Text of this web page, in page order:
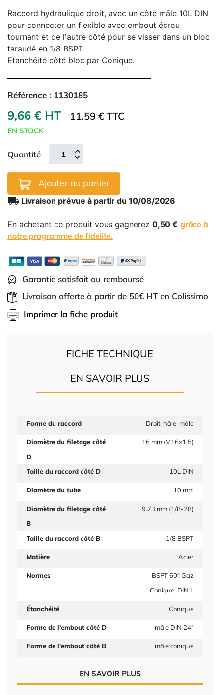
Raccord hydraulique droit, avec un côté mâle 10L DIN
pour connecter un flexible avec embout écrou
tournant et de l'autre côté pour se visser dans un bloc
taraudé en 1/8 BSPT.
Etanchéité côté bloc par Conique.
Référence : 1130185
9,66 € HT 11.59 € TTC
EN STOCK
Quantité
Ajouter au panier
local_shipping Livraison prévue à partir du 10/08/2026
En achetant ce produit vous gagnerez 0,50 € grâce à
notre programme de fidélité.
Garantie satisfait ou remboursé
Livraison offerte à partir de 50€ HT en Colissimo
Imprimer la fiche produit
FICHE TECHNIQUE
EN SAVOIR PLUS
Forme du raccord Droit mâle-mâle
Diamètre du filetage côté
D
16 mm (M16x1.5)
Taille du raccord côté D 10L DIN
Diamètre du tube 10 mm
Diamètre du filetage côté
B
9.73 mm (1/8-28)
Taille du raccord côté B 1/8 BSPT
Matière Acier
Normes
BSPT 60° Gaz
Conique, DIN L
Étanchéité Conique
Forme de l'embout côté D mâle DIN 24°
Forme de l'embout côté B mâle conique
EN SAVOIR PLUS